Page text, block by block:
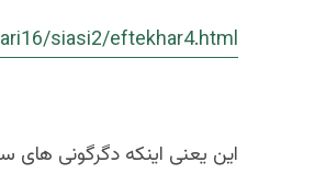
siasi2/eftekhar4.html
این یعنی اینکه دگرگونی های